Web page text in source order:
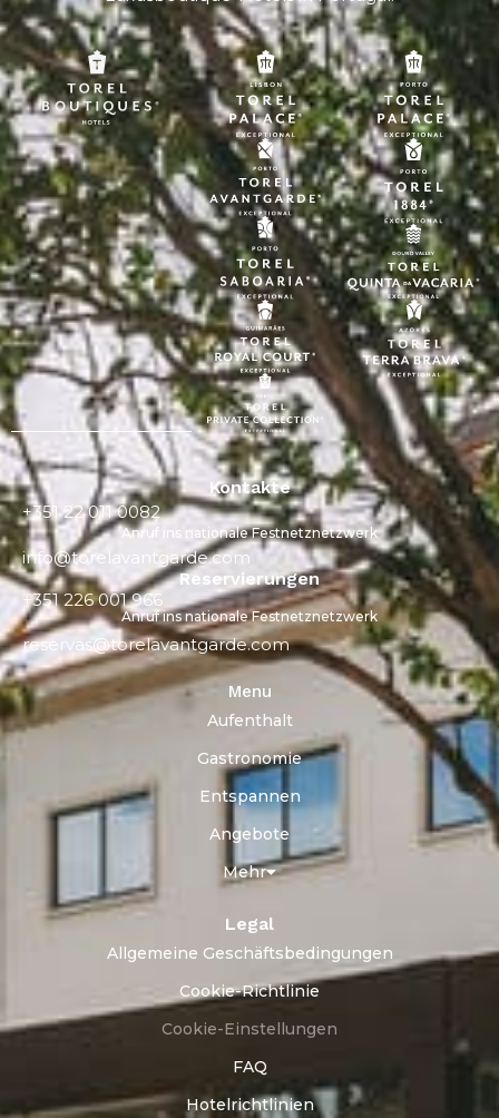
Kontakte
+351 22 011 0082
Anruf ins nationale Festnetznetzwerk
info@torelavantgarde.com
Reservierungen
+351 226 001 966
Anruf ins nationale Festnetznetzwerk
reservas@torelavantgarde.com
Menu
Aufenthalt
Gastronomie
Entspannen
Angebote
Mehr
Legal
Allgemeine Geschäftsbedingungen
Cookie-Richtlinie
Cookie-Einstellungen
FAQ
Hotelrichtlinien